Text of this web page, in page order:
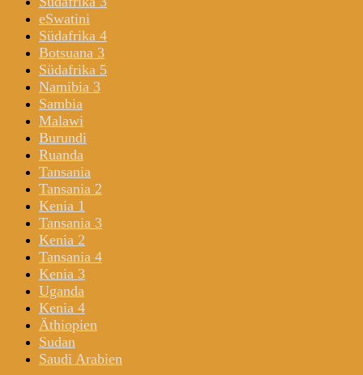
eSwatini
Südafrika 4
Botsuana 3
Südafrika 5
Namibia 3
Sambia
Malawi
Burundi
Ruanda
Tansania
Tansania 2
Kenia 1
Tansania 3
Kenia 2
Tansania 4
Kenia 3
Uganda
Kenia 4
Äthiopien
Sudan
Saudi Arabien